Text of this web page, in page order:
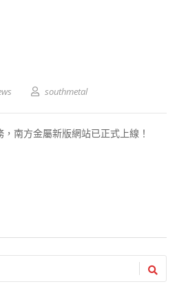
southmetal
南方金屬新版網站已正式上線！